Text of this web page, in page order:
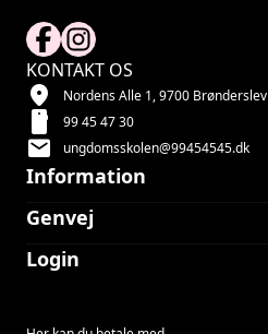
KONTAKT OS
location_on Nordens Alle 1, 9700 Brønderslev
smartphone 99 45 47 30
mail ungdomsskolen@99454545.dk
Information
Genvej
Login